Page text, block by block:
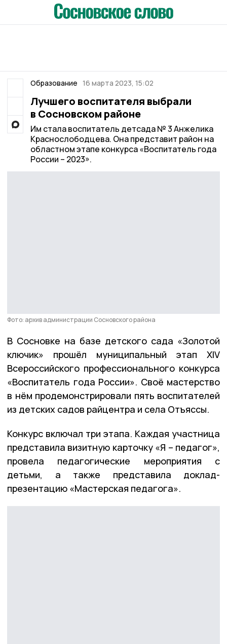
Образование 16 марта 2023, 15:02
Лучшего воспитателя выбрали
в Сосновском районе
Им стала воспитатель детсада № 3 Анжелика
Краснослободцева. Она представит район на
областном этапе конкурса «Воспитатель года
России – 2023».
Фото: архив администрации Сосновского района
В Сосновке на базе детского сада «Золотой
ключик» прошёл муниципальный этап XIV
Всероссийского профессионального конкурса
«Воспитатель года России». Своё мастерство
в нём продемонстрировали пять воспитателей
из детских садов райцентра и села Отъяссы.
Конкурс включал три этапа. Каждая участница
представила визитную карточку «Я – педагог»,
провела педагогические мероприятия с
детьми, а также представила доклад-
презентацию «Мастерская педагога».